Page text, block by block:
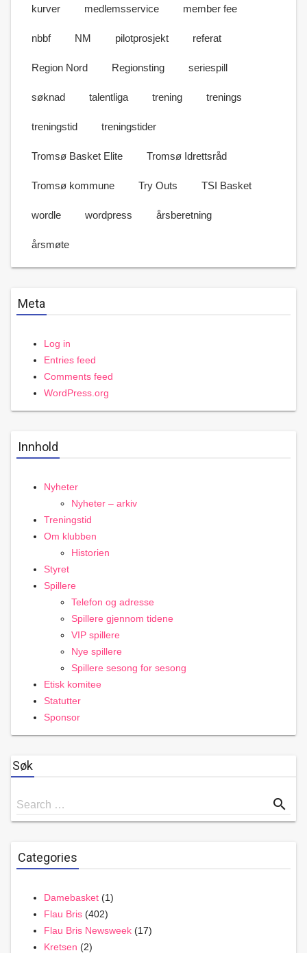
kurver medlemsservice member fee
nbbf NM pilotprosjekt referat
Region Nord Regionsting seriespill
søknad talentliga trening trenings
treningstid treningstider
Tromsø Basket Elite Tromsø Idrettsråd
Tromsø kommune Try Outs TSI Basket
wordle wordpress årsberetning
årsmøte
Meta
Log in
Entries feed
Comments feed
WordPress.org
Innhold
Nyheter
Nyheter – arkiv
Treningstid
Om klubben
Historien
Styret
Spillere
Telefon og adresse
Spillere gjennom tidene
VIP spillere
Nye spillere
Spillere sesong for sesong
Etisk komitee
Statutter
Sponsor
Søk
Search
for
Search … search
Categories
Damebasket (1)
Flau Bris (402)
Flau Bris Newsweek (17)
Kretsen (2)